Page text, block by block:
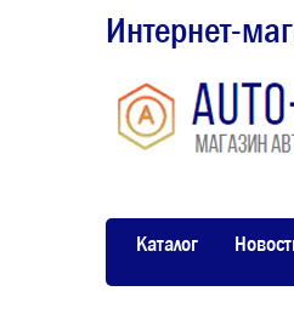
Интернет-
Каталог